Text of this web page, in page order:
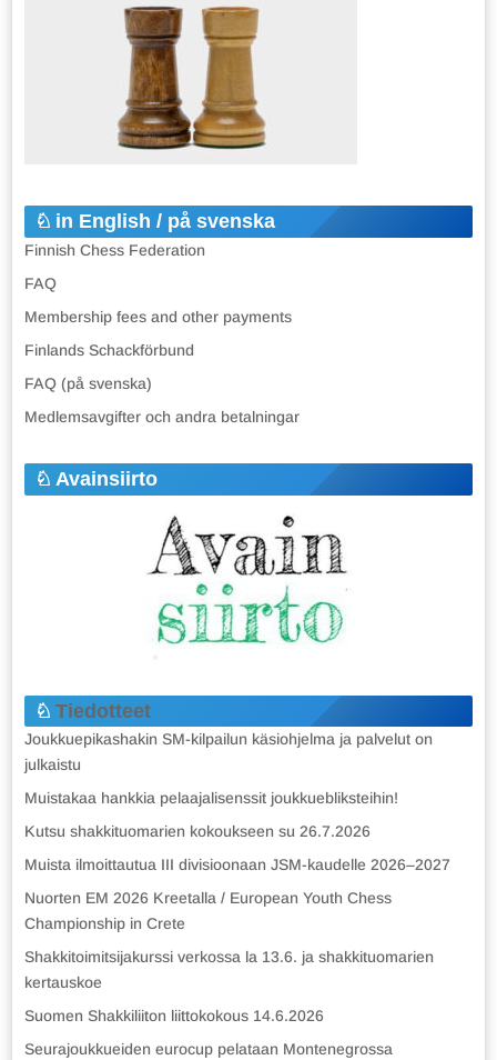
in English / på svenska
Finnish Chess Federation
FAQ
Membership fees and other payments
Finlands Schackförbund
FAQ (på svenska)
Medlemsavgifter och andra betalningar
Avainsiirto
Tiedotteet
Joukkuepikashakin SM-kilpailun käsiohjelma ja palvelut on
julkaistu
Muistakaa hankkia pelaajalisenssit joukkuebliksteihin!
Kutsu shakkituomarien kokoukseen su 26.7.2026
Muista ilmoittautua III divisioonaan JSM-kaudelle 2026–2027
Nuorten EM 2026 Kreetalla / European Youth Chess
Championship in Crete
Shakkitoimitsijakurssi verkossa la 13.6. ja shakkituomarien
kertauskoe
Suomen Shakkiliiton liittokokous 14.6.2026
Seurajoukkueiden eurocup pelataan Montenegrossa